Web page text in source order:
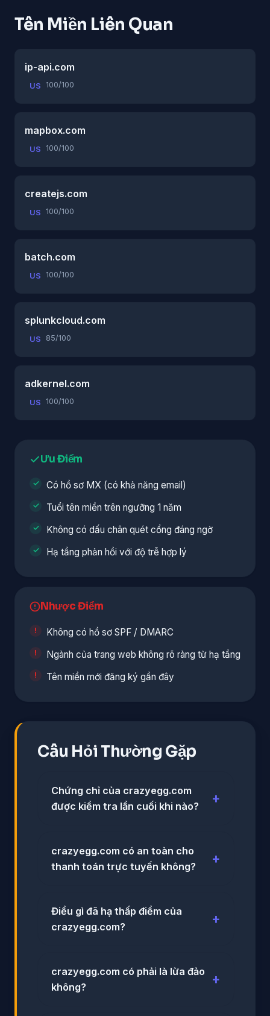
Tên Miền Liên Quan
ip-api.com
US 100/100
mapbox.com
US 100/100
createjs.com
US 100/100
batch.com
US 100/100
splunkcloud.com
US 85/100
adkernel.com
US 100/100
Ưu Điểm
Có hồ sơ MX (có khả năng email)
Tuổi tên miền trên ngưỡng 1 năm
Không có dấu chân quét cổng đáng ngờ
Hạ tầng phản hồi với độ trễ hợp lý
Nhược Điểm
Không có hồ sơ SPF / DMARC
Ngành của trang web không rõ ràng từ hạ tầng
Tên miền mới đăng ký gần đây
Câu Hỏi Thường Gặp
Chứng chỉ của crazyegg.com
được kiểm tra lần cuối khi nào?
crazyegg.com có an toàn cho
thanh toán trực tuyến không?
Điều gì đã hạ thấp điểm của
crazyegg.com?
crazyegg.com có phải là lừa đảo
không?